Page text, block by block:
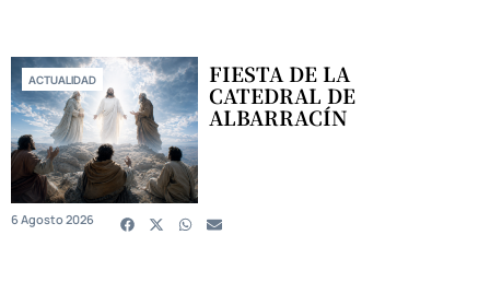
ACTUALIDAD FIESTA DE LA
CATEDRAL DE
ALBARRACÍN
6 Agosto 2026